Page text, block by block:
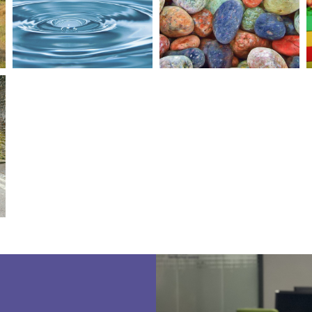
en un grupo
empresarial
internacional
Mondragon Assembly
Taller TELP
Diputación Foral de Bizkaia